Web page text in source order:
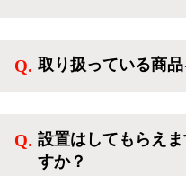
方、登録しなくても
取り扱っている商品
活を応援するような家
電、調理家電、生活家
設置はしてもらえ
すか？